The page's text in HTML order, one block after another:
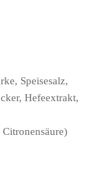
Speisesalz,
Hefeextrakt,